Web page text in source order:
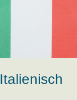
Italienisch